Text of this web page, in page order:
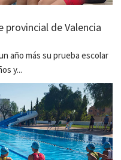
de Valencia
año más su prueba escolar
y...